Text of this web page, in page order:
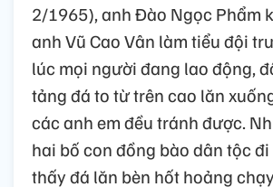
2/1965), anh Đào Ngọc Phẩm
anh Vũ Cao Vân làm tiểu đội
lúc mọi người đang lao động,
tảng đá to từ trên cao lăn
các anh em đều tránh được.
hai bố con đồng bào dân tộc
thấy đá lăn bèn hốt hoảng